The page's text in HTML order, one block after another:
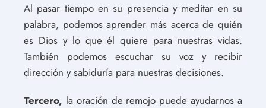
Al pasar tiempo en su presencia y meditar en su
palabra, podemos aprender más acerca de quién
es Dios y lo que él quiere para nuestras vidas.
También podemos escuchar su voz y recibir
dirección y sabiduría para nuestras decisiones.
Tercero, la oración de remojo puede ayudarnos a